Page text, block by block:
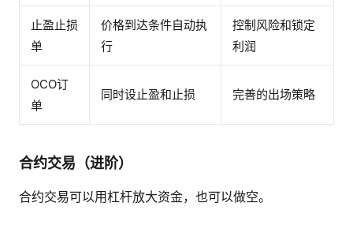
止盈止损
单
价格到达条件自动执
行
控制风险和锁定
利润
OCO订
单
同时设止盈和止损 完善的出场策略
合约交易（进阶）
合约交易可以用杠杆放大资金，也可以做空。